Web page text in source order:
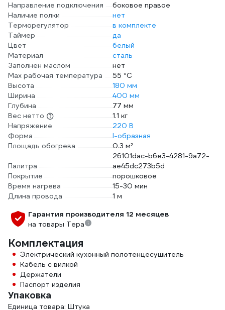
Направление подключения
боковое правое
Наличие полки
нет
Терморегулятор
в комплекте
Таймер
да
Цвет
белый
Материал
сталь
Заполнен маслом
нет
Max рабочая температура
55 °С
Высота
180 мм
Ширина
400 мм
Глубина
77 мм
Вес нетто
1.1 кг
Напряжение
220 В
Форма
I-образная
Площадь обогрева
0.3 м²
Палитра
26101dac-b6e3-4281-9a72-
ae45dc273b5d
Покрытие
порошковое
Время нагрева
15-30 мин
Длина провода
1 м
Гарантия производителя 12 месяцев
на товары Тера
Комплектация
Электрический кухонный полотенцесушитель
Кабель с вилкой
Держатели
Паспорт изделия
Упаковка
Единица товара: Штука